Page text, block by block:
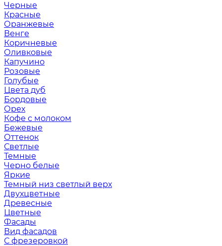
Черные
Красные
Оранжевые
Венге
Коричневые
Оливковые
Капучино
Розовые
Голубые
Цвета дуб
Бордовые
Орех
Кофе с молоком
Бежевые
Оттенок
Светлые
Темные
Черно белые
Яркие
Темный низ светлый верх
Двухцветные
Древесные
Цветные
Фасады
Вид фасадов
С фрезеровкой